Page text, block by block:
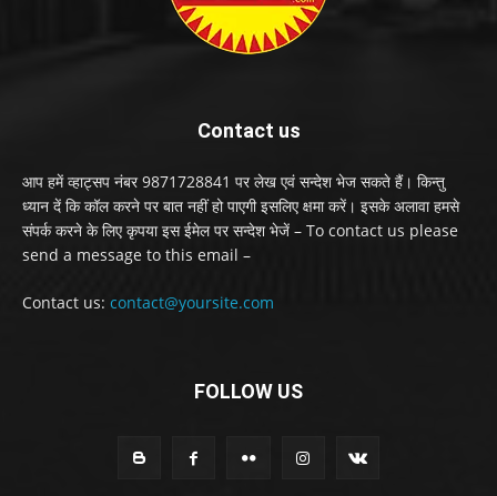
Contact us
आप हमें व्हाट्सप नंबर 9871728841 पर लेख एवं सन्देश भेज सकते हैं। किन्तु
ध्यान दें कि कॉल करने पर बात नहीं हो पाएगी इसलिए क्षमा करें। इसके अलावा हमसे
संपर्क करने के लिए कृपया इस ईमेल पर सन्देश भेजें – To contact us please
send a message to this email –
Contact us: contact@yoursite.com
FOLLOW US